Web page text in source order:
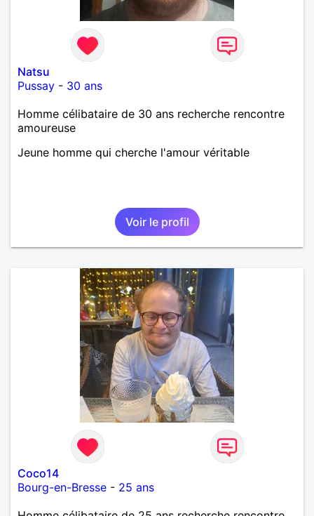
Natsu
Pussay - 30 ans
Homme célibataire de 30 ans recherche rencontre
amoureuse
Jeune homme qui cherche l'amour véritable
Voir le profil
Coco14
Bourg-en-Bresse - 25 ans